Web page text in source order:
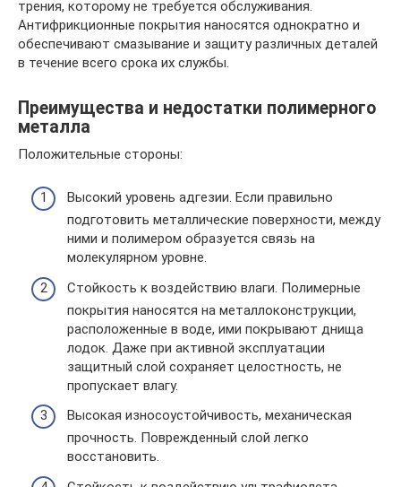
трения, которому не требуется обслуживания.
Антифрикционные покрытия наносятся однократно и
обеспечивают смазывание и защиту различных деталей
в течение всего срока их службы.
Преимущества и недостатки полимерного
металла
Положительные стороны:
Высокий уровень адгезии. Если правильно
подготовить металлические поверхности, между
ними и полимером образуется связь на
молекулярном уровне.
Стойкость к воздействию влаги. Полимерные
покрытия наносятся на металлоконструкции,
расположенные в воде, ими покрывают днища
лодок. Даже при активной эксплуатации
защитный слой сохраняет целостность, не
пропускает влагу.
Высокая износоустойчивость, механическая
прочность. Поврежденный слой легко
восстановить.